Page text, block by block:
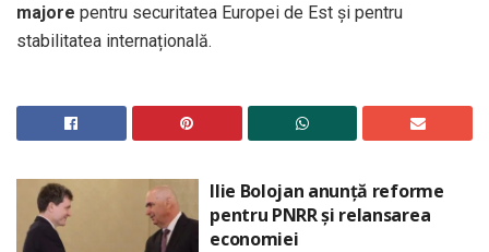
majore pentru securitatea Europei de Est și pentru
stabilitatea internațională.
Ilie Bolojan anunță reforme
pentru PNRR și relansarea
economiei